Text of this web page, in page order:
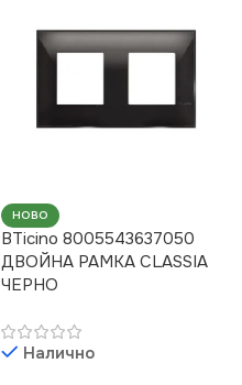
НОВО
BTicino 8005543637050
ДВОЙНА РАМКА CLASSIA
ЧЕРНО
Налично